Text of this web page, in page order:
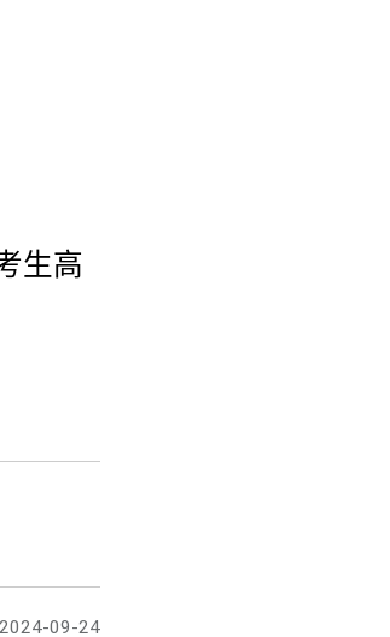
生高
2024-09-24